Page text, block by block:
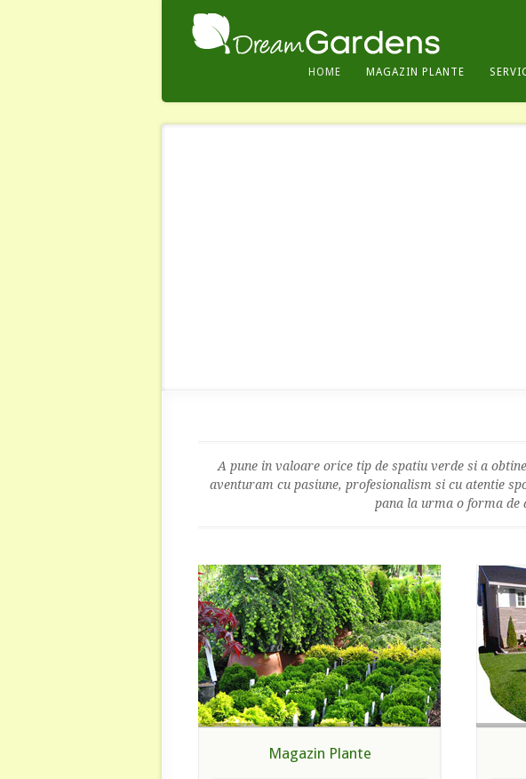
HOME MAGAZIN PLANTE
A pune in valoare orice tip de spatiu verde si a
aventuram cu pasiune, profesionalism si cu atentie
pana la urma o forma de
Magazin Plante